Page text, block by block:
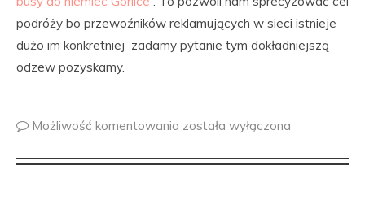
podróży bo przewoźników reklamujących w sieci istnieje
dużo im konkretniej zadamy pytanie tym dokładniejszą
odzew pozyskamy.
Możliwość komentowania została wyłączona